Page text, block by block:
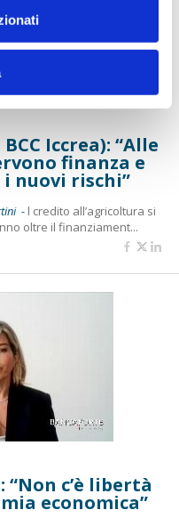
Iccrea): “Alle
finanza e
nuovi rischi”
- l credito all’agricoltura si
oltre il finanziament...
“Non c’è libertà
economica”